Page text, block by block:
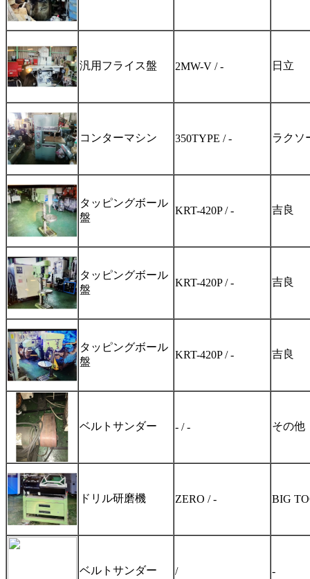
汎用フライス盤 2MW-V / - 日立
コンターマシン 350TYPE / - ラクソ
タッピングボール
盤
KRT-420P / - 吉良
タッピングボール
盤
KRT-420P / - 吉良
タッピングボール
盤
KRT-420P / - 吉良
ベルトサンダー - / - その他
ドリル研磨機 ZERO / - BIG
ベルトサンダー / -